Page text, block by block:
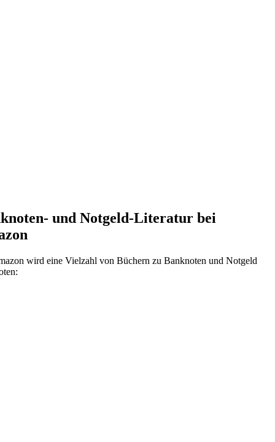
und Notgeld-Literatur bei
wird eine Vielzahl von Büchern zu Banknoten und Notgeld